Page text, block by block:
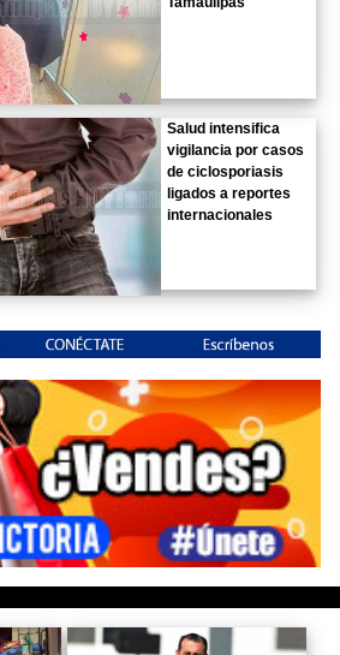
Salud intensifica
vigilancia por casos
de ciclosporiasis
ligados a reportes
internacionales